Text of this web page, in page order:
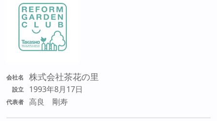
会社名 株式会社茶花の里
設立 1993年8月17日
代表者 高良 剛寿